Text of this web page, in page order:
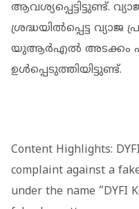
ആവശ്യപ്പെട്ടിട്ടുണ്ട്.
ശ്രദ്ധയിൽപ്പെട്ട
യുആർഎൽ അടക്കം
ഉൾപ്പെടുത്തിയിട്ടുണ്ട്.
Content Highlights:
complaint against a
under the name “DYFI